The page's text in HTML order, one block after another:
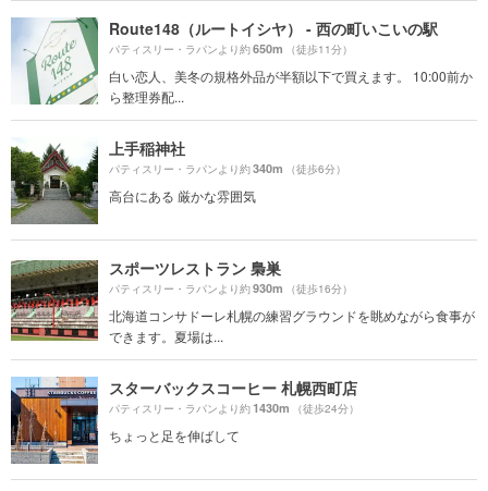
Route148（ルートイシヤ） - 西の町いこいの駅
パティスリー・ラパンより約650m （徒歩11分）
白い恋人、美冬の規格外品が半額以下で買えます。 10:00前か
ら整理券配...
上手稲神社
パティスリー・ラパンより約340m （徒歩6分）
高台にある 厳かな雰囲気
スポーツレストラン 梟巣
パティスリー・ラパンより約930m （徒歩16分）
北海道コンサドーレ札幌の練習グラウンドを眺めながら食事が
できます。夏場は...
スターバックスコーヒー 札幌西町店
パティスリー・ラパンより約1430m （徒歩24分）
ちょっと足を伸ばして